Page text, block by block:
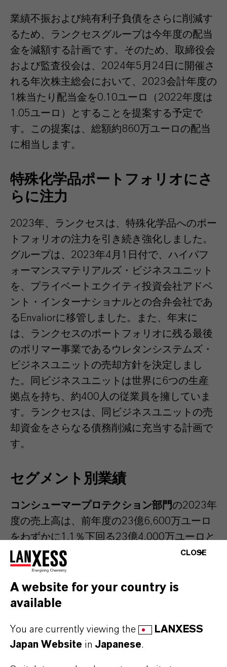
業績不振および純有利子負債をさらに削減す
るため、ランクセスグループは今年度の配当
金を減額する計画で す。そのため、取締役会
および監査役会は、2024年5月24日に開催さ
れる年次株主総会において、2023会計年度の
1株当たり配当金を0.10ユーロ（2022年度は
1.05ユーロ）とすることを提案する予定で
す。この提案は、総額約860万ユーロの配当
に相当します。
特殊化学品ポートフォリオにさ
らに注力
2023年、ランクセスは、特殊化学品へのポー
トフォリオの注力を引き続き強化しました。
グループは、2023年4月1日付で、ハイパフ
ォーマンスマテリアルズ・ビジネスユニット
を、プライベートエクイティ投資会社アドベ
ント・インターナショナルとの合弁会社であ
るEnvaliorに移管しました。また、年末に
は、ランクセスのポートフォリオに残る最後
のポリマー事業であるウレタンシステムズ・
ビジネスユニットの売却方針を決定しまし
た。同ビジネスユニットは世界に6つの生産
拠点を持ち、約400人の従業員を擁していま
す。ランクセスは、同ビジネスユニットの売
却資金をさらなる債務削減に充当する計画で
す。
セグメント別業績
コンシューマープロテクション部門 の2023年
度の売上高は、前年度の23億6,600万ユーロ
をわずかに1.1％下回る23億4,000万ユーロと
なりました。同セグメントは、特に2022年7
月にIFF社からマイクロビアルコントロール
（微生物制御）事業を買収したことによる恩
恵を受けました。一方、様々な市場からの需
り、販売量は減少しました。特別項目を除い
たEBITDAは前年の3億6,300万ユーロから
CLOSE
A website for your country is
available
You are currently viewing the
LANXESS
Japan Website inJapanese.